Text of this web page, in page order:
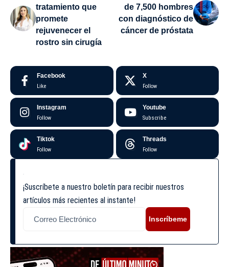
tratamiento que
promete
rejuvenecer el
rostro sin cirugía
de 7,500 hombres
con diagnóstico de
cáncer de próstata
Facebook
Like
X
Follow
Instagram
Follow
Youtube
Subscribe
Tiktok
Follow
Threads
Follow
¡Suscríbete a nuestro boletín para recibir nuestros
artículos más recientes al instante!
Inscríbeme